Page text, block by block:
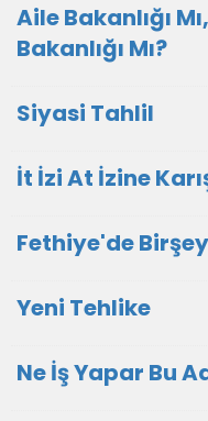
Aile Bakanlığı
Bakanlığı Mı?
Siyasi Tahlil
İt İzi At İzine
Fethiye'de
Yeni Tehlike
Ne İş Yapar Bu